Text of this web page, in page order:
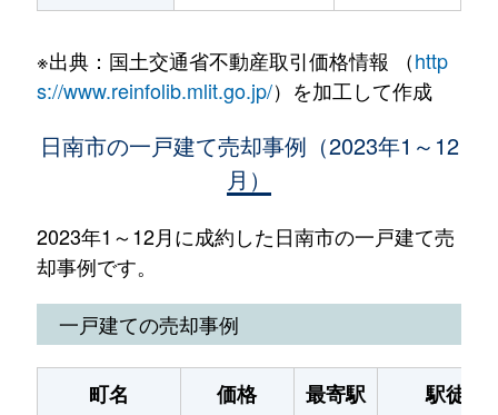
※出典：国土交通省不動産取引価格情報 （http
s://www.reinfolib.mlit.go.jp/）を加工して作成
日南市の一戸建て売却事例（2023年1～12
月）
2023年1～12月に成約した日南市の一戸建て売
却事例です。
一戸建ての売却事例
町名 価格 最寄駅
駅徒歩